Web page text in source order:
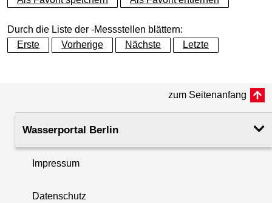
−
Durch die Liste der -Messstellen blättern:
Erste
Vorherige Nächste Letzte
zum Seitenanfang
Wasserportal Berlin
Impressum
Datenschutz